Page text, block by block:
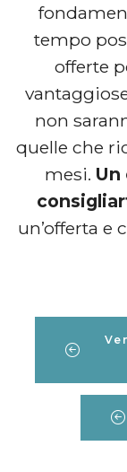
tempo
offerte
non
quelle che
mesi. Un
un’offerta e